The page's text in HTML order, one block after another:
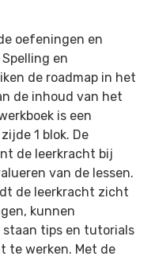
oefeningen en
en
de roadmap in het
de inhoud van het
is een
1 blok. De
de leerkracht bij
van de lessen.
de leerkracht zicht
kunnen
tips en tutorials
te werken. Met de